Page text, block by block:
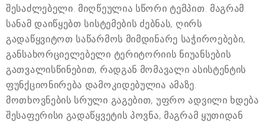
შესაძლებელი. მიღწეულია სწორი ტემპით. მაგრამ
სანამ დაიწყებთ სისტემების ძებნას, ღირს
გადაწყვიტოთ საწარმოს მიმდინარე საჭიროებები,
განსახორციელებელი ტერიტორიის ნიუანსების
გათვალისწინებით, რადგან მომავალი ასისტენტის
ფუნქციონირება დამოკიდებულია ამაზე.
მოთხოვნების სრული გაგებით, უფრო ადვილი ხდება
შესაფერისი გადაწყვეტის პოვნა, მაგრამ ყუთიდან